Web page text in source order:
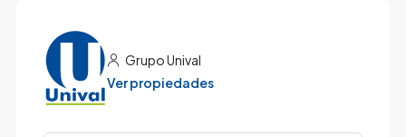
Grupo Unival
Ver propiedades